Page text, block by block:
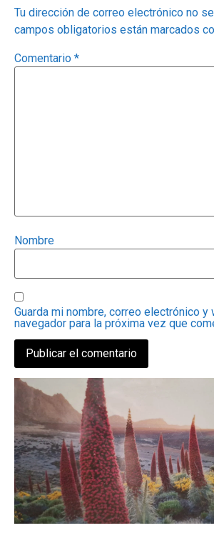
Tu dirección de correo electrónico no
campos obligatorios están marcados
Comentario *
Nombre
Guarda mi nombre, correo electrónico y
navegador para la próxima vez que